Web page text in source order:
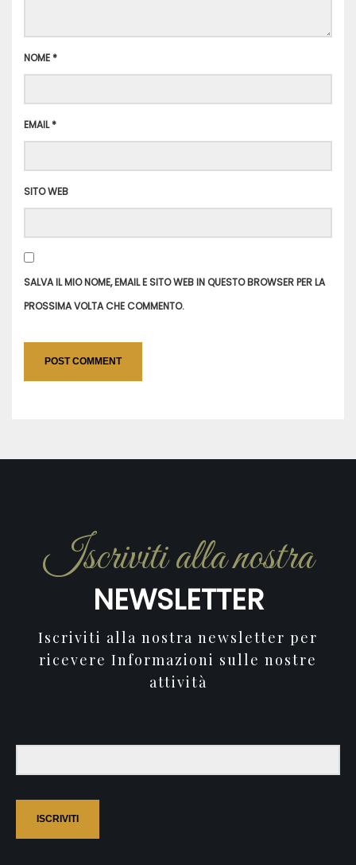
NOME*
EMAIL*
SITO WEB
SALVA IL MIO NOME, EMAIL E SITO WEB IN QUESTO BROWSER PER LA
PROSSIMA VOLTA CHE COMMENTO.
Iscriviti alla nostra
NEWSLETTER
Iscriviti alla nostra newsletter per
ricevere Informazioni sulle nostre
attività
ISCRIVITI